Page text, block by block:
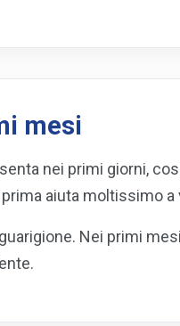
mesi
nei primi giorni,
aiuta moltissimo
Nei primi